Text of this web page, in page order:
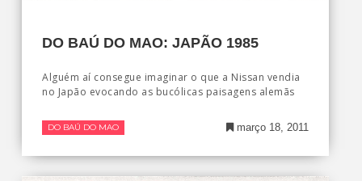
DO BAÚ DO MAO: JAPÃO 1985
Alguém aí consegue imaginar o que a Nissan vendia
no Japão evocando as bucólicas paisagens alemãs
DO BAÚ DO MAO março 18, 2011